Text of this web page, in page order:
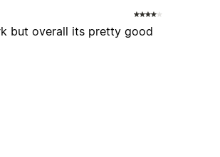
but overall its pretty good